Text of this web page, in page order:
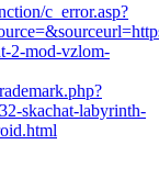
c_error.asp?
2-mod-vzlom-
skachat-labyrinth-